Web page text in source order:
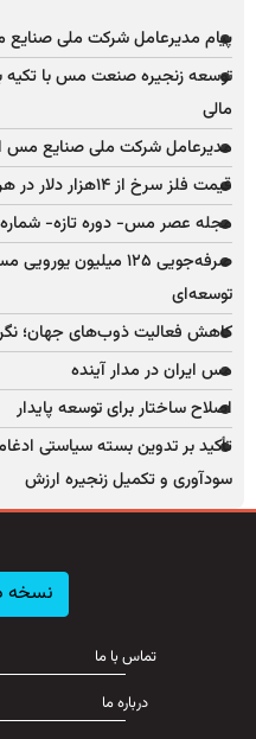
پیام مدیرعامل شرکت ملی صنایع
توسعه زنجیره صنعت مس با تکیه
مالی
مدیرعامل شرکت ملی صنایع مس
قیمت فلز سرخ از ۱۴هزار دلار در هر تن عبور کرد
مجله عصر مس- دوره تازه- شماره ۳- تیر و مردادماه ۱۴۰۵
صرفه‌جویی ۱۲۵ میلیون
توسعه‌ای
کاهش فعالیت ذوب‌های جهان؛
مس ایران در مدار آینده
اصلاح ساختار برای توسعه پایدار
تأکید بر تدوین بسته سیاستی
سودآوری و تکمیل زنجیره ارزش
نسخه
تماس با ما
درباره ما